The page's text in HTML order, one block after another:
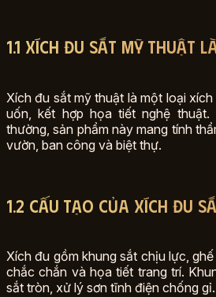
1.1 Xích đu sắt mỹ thuật
Xích đu sắt mỹ thuật là một loại
uốn, kết hợp họa tiết nghệ
thường, sản phẩm này mang tính
vườn, ban công và biệt thự.
1.2 Cấu tạo của xích đu
Xích đu gồm khung sắt chịu lực,
chắc chắn và họa tiết trang trí.
sắt tròn, xử lý sơn tĩnh điện chống gỉ.